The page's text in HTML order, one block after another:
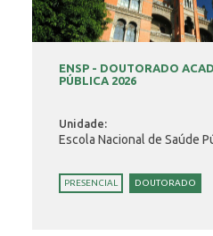
ENSP - DOUTORADO
PÚBLICA 2026
Unidade:
Escola Nacional de Saúde
PRESENCIAL DOUTORADO